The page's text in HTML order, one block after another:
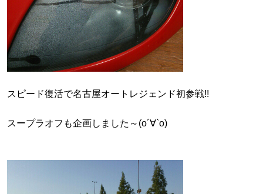
スピード復活で名古屋オートレジェンド初参戦!!
スープラオフも企画しました～(о´∀`о)